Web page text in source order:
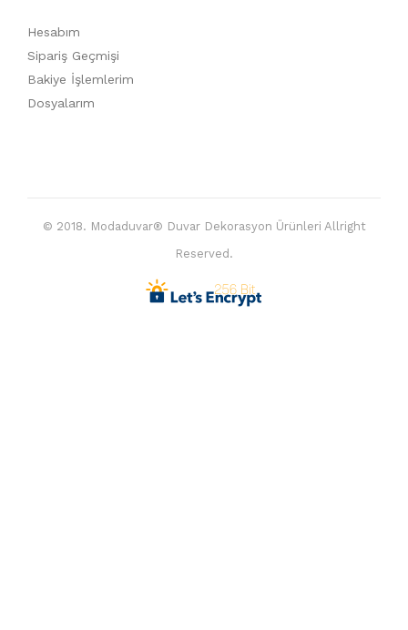
Hesabım
Sipariş Geçmişi
Bakiye İşlemlerim
Dosyalarım
© 2018. Modaduvar® Duvar Dekorasyon Ürünleri Allright
Reserved.